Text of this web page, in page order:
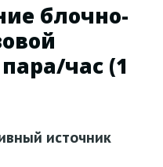
блочно-
час (1
источник